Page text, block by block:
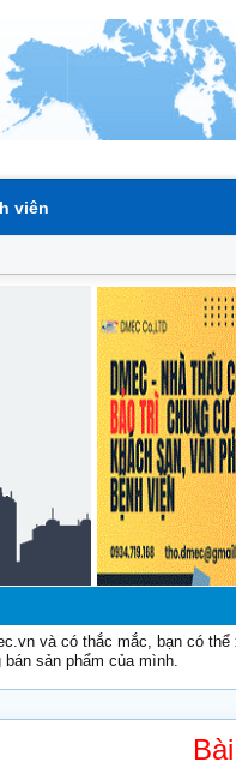
và có thắc mắc, bạn có
bán sản phẩm của mình.
viên